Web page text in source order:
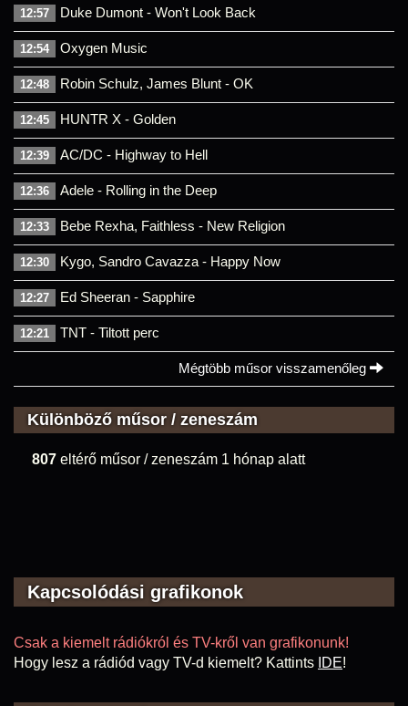
12:57 Duke Dumont - Won't Look Back
12:54 Oxygen Music
12:48 Robin Schulz, James Blunt - OK
12:45 HUNTR X - Golden
12:39 AC/DC - Highway to Hell
12:36 Adele - Rolling in the Deep
12:33 Bebe Rexha, Faithless - New Religion
12:30 Kygo, Sandro Cavazza - Happy Now
12:27 Ed Sheeran - Sapphire
12:21 TNT - Tiltott perc
Mégtöbb műsor visszamenőleg
Különböző műsor / zeneszám
807 eltérő műsor / zeneszám 1 hónap alatt
Kapcsolódási grafikonok
Csak a kiemelt rádiókról és TV-kről van grafikonunk!
Hogy lesz a rádiód vagy TV-d kiemelt? Kattints IDE!